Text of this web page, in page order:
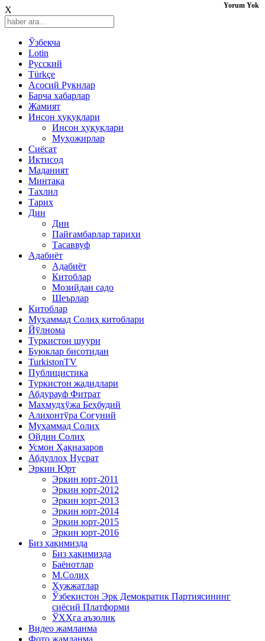
X
Ўзбекча
Lotin
Русский
Türkçe
Асосий Рукнлар
Барча хабарлар
Жамият
Инсон ҳуқуқлари
Инсон ҳуқуқлари
Муҳожирлар
Сиёсат
Иқтисод
Mаданият
Минтақа
Таҳлил
Тарих
Дин
Дин
Пайғамбарлар тарихи
Тасаввуф
Адабиёт
Адабиёт
Китоблар
Мозийдан садо
Шеърлар
Китоблар
Муҳаммад Солиҳ китоблари
Йўлнома
Туркистон шуури
Буюклар бисотидан
TurkistonTV
Публицистика
Туркистон жадидлари
Абдурауф Фитрат
Маҳмудхўжа Беҳбудий
Алихонтўра Соғуний
Муҳаммад Солиҳ
Ойдин Солиҳ
Усмон Ҳақназаров
Абдуллоҳ Нусрат
Эркин Юрт
Эркин юрт-2011
Эркин юрт-2012
Эркин юрт-2013
Эркин юрт-2014
Эркин юрт-2015
Эркин юрт-2016
Биз ҳақимизда
Биз ҳақимизда
Баёнотлар
М.Солиҳ
Ҳужжатлар
Ўзбекистон Эрк Демократик Партиясининг
сиёсий Платформи
ЎХҲга аъзолик
Видео жамланма
Фото жамланма
Yorum Yok